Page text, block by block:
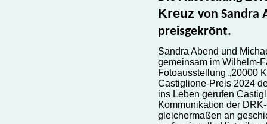
Kreuz von Sandra
preisgekrönt.
Sandra Abend und
gemeinsam im Wilhelm-
Fotoausstellung „20000
Castiglione-Preis 2024
ins Leben gerufen
Kommunikation der
gleichermaßen an